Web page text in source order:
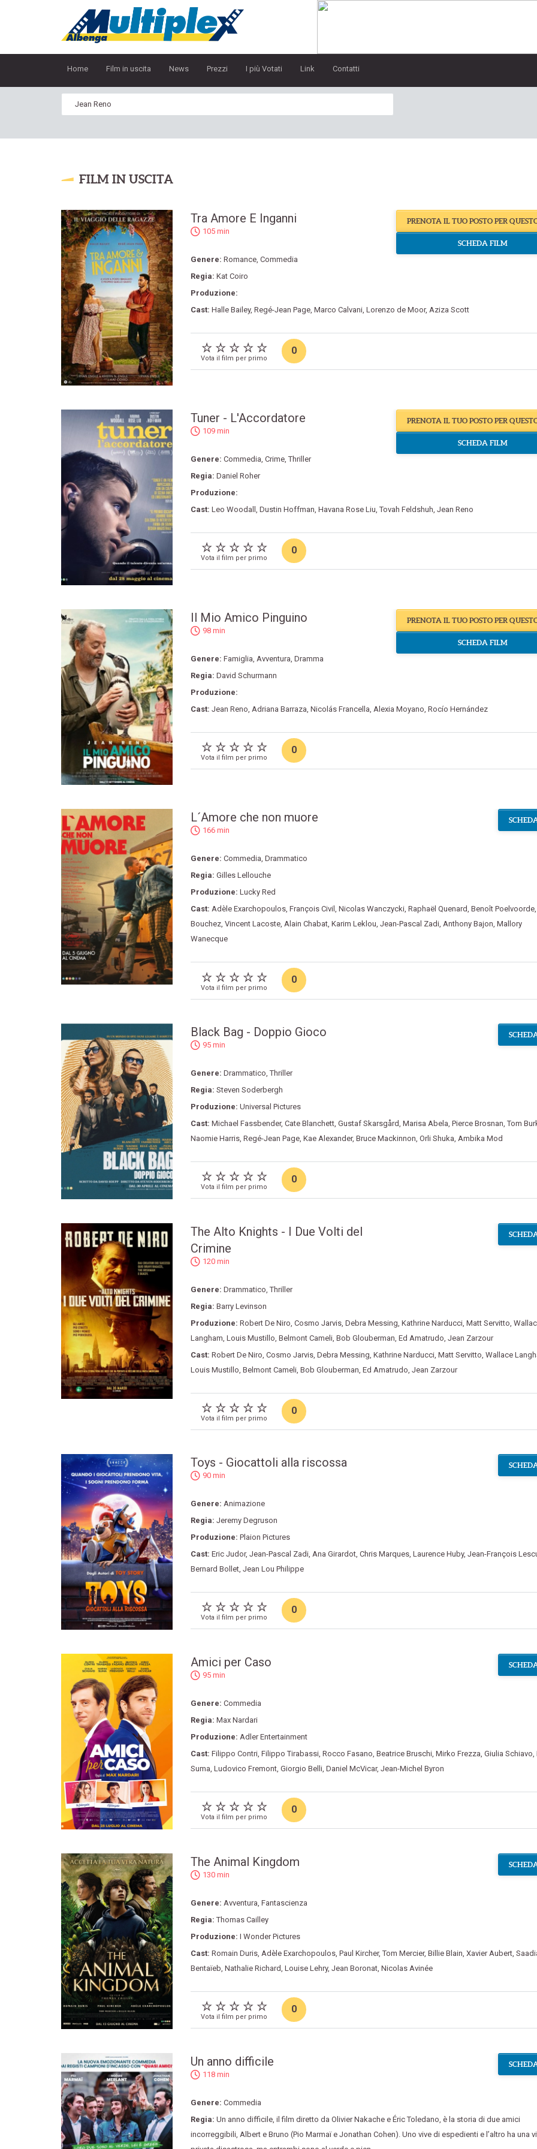
Home Film in uscita News Prezzi I più Votati Link Contatti
FILM IN USCITA
Tra Amore E Inganni
105 min
Genere: Romance, Commedia
Regia: Kat Coiro
Produzione:
Cast: Halle Bailey, Regé-Jean Page, Marco Calvani, Lorenzo de Moor, Aziza Scott
PRENOTA IL TUO POSTO PER
SCHEDA FILM
Vota il film per primo
0
Tuner - L'Accordatore
109 min
Genere: Commedia, Crime,Thriller
Regia: Daniel Roher
Produzione:
Cast: Leo Woodall , Dustin Hoffman, Havana Rose Liu,Tovah Feldshuh, Jean Reno
PRENOTA IL TUO POSTO PER
SCHEDA FILM
Vota il film per primo
0
Il Mio Amico Pinguino
98 min
Genere: Famiglia, Avventura, Dramma
Regia: David Schurmann
Produzione:
Cast: Jean Reno, Adriana Barraza, Nicolás Francella, Alexia Moyano, Rocío Hernández
PRENOTA IL TUO POSTO PER
SCHEDA FILM
Vota il film per primo
0
L´Amore che non muore
166 min
Genere: Commedia, Drammatico
Regia: Gilles Lellouche
Produzione: Lucky Red
Cast: Adèle Exarchopoulos, François Civil , Nicolas Wanczycki, Raphaël Quenard, Benoît Poelvoorde,
Bouchez, Vincent Lacoste, Alain Chabat, Karim Leklou, Jean-Pascal Zadi, Anthony Bajon, Mallory
Wanecque
Vota il film per primo
0
Black Bag - Doppio Gioco
95 min
Genere: Drammatico ,Thriller
Regia: Steven Soderbergh
Produzione: Universal Pictures
Cast: Michael Fassbender, Cate Blanchett, Gustaf Skarsgård Marisa Abela Pierce Brosnan ,Tom
Naomie Harris, Regé-Jean Page, Kae Alexander, Bruce Mackinnon Orli Shuka Ambika Mod
Vota il film per primo
0
The Alto Knights - I Due Volti del
Crimine
120 min
Genere: Drammatico ,Thriller
Regia: Barry Levinson
Produzione: Robert De Niro Cosmo Jarvis, Debra Messing Kathrine Narducci, Matt Servitto
Langham Louis Mustillo Belmont Cameli, Bob Glouberman Ed Amatrudo Jean Zarzour
Cast: Robert De Niro Cosmo Jarvis, Debra Messing Kathrine Narducci, Matt Servitto Wallace
Louis Mustillo Belmont Cameli, Bob Glouberman Ed Amatrudo Jean Zarzour
Vota il film per primo
0
Toys - Giocattoli alla riscossa
90 min
Genere: Animazione
Regia: Jeremy Degruson
Produzione: Plaion Pictures
Cast: Eric Judor, Jean-Pascal Zadi, Ana Girardot, Chris Marques, Laurence Huby, Jean-François
Bernard Bollet, Jean Lou Philippe
Vota il film per primo
0
Amici per Caso
95 min
Genere: Commedia
Regia: Max Nardari
Produzione: Adler Entertainment
Cast: Filippo Contri, Filippo Tirabassi, Rocco Fasano Beatrice Bruschi, Mirko Frezza Giulia Schiavo
Suma Ludovico Fremont, Giorgio Belli, Daniel McVicar, Jean-Michel Byron
Vota il film per primo
0
The Animal Kingdom
130 min
Genere: Avventura, Fantascienza
Regia:Thomas Cailley
Produzione: I Wonder Pictures
Cast: Romain Duris, Adèle Exarchopoulos, Paul Kircher,Tom Mercier, Billie Blain, Xavier Aubert,
Bentaïeb, Nathalie Richard, Louise Lehry, Jean Boronat, Nicolas Avinée
Vota il film per primo
0
Un anno difficile
118 min
Genere: Commedia
Regia: Un anno difficile, il film diretto da Olivier Nakache e Éric Toledano, è la storia di due amici
incorreggibili, Albert e Bruno (Pio Marmaï e Jonathan Cohen). Uno vive di espedienti e l’altro ha una